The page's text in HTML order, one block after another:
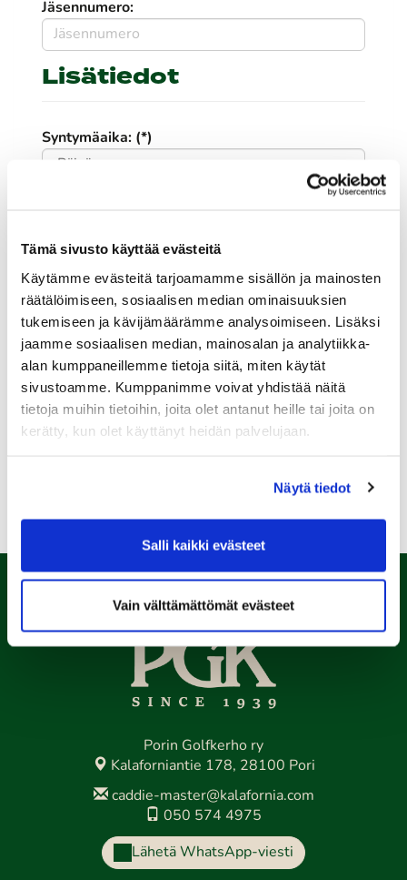
Tämä sivusto käyttää evästeitä
Käytämme evästeitä tarjoamamme sisällön ja mainosten
räätälöimiseen, sosiaalisen median ominaisuuksien
tukemiseen ja kävijämäärämme analysoimiseen. Lisäksi
jaamme sosiaalisen median, mainosalan ja analytiikka-
alan kumppaneillemme tietoja siitä, miten käytät
sivustoamme. Kumppanimme voivat yhdistää näitä
tietoja muihin tietoihin, joita olet antanut heille tai joita on
kerätty, kun olet käyttänyt heidän palvelujaan.
Näytä tiedot
Salli kaikki evästeet
Vain välttämättömät evästeet
Jäsennumero:
Lisätiedot
Syntymäaika: (*)
Sukupuoli:
Rekisteröidy
Haluan tilata Kalafornia uutiskirjeen
Olen lukenuttietosuojaselosteenja hyväksyn
henkilötietojeni käsittelyn (*)
Porin Golfkerho ry
Kalaforniantie 178, 28100 Pori
caddie-master@kalafornia.com
050 574 4975
Lähetä WhatsApp-viesti